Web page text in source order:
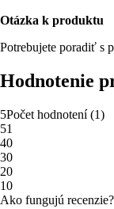
Otázka k produktu
Potrebujete poradiť s
Hodnotenie
5Počet hodnotení(1)
51
40
30
20
10
Ako fungujú recenzie?